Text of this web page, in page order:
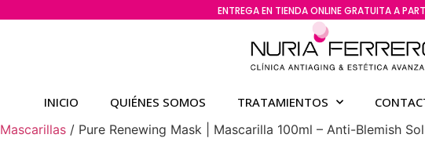
ENTREGA EN TIENDA ONLINE GRATUITA A
INICIO QUIÉNES SOMOS TRATAMIENTOS
Mascarillas / Pure Renewing Mask | Mascarilla 100ml – Anti-Blemish